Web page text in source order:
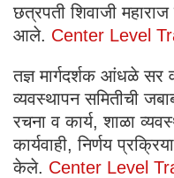
छत्रपती शिवाजी
आले. Center Level
तज्ञ मार्गदर्शक आंधळे सर
व्यवस्थापन समितीची
रचना व कार्य, शाळा
कार्यवाही, निर्णय
केले. Center Level